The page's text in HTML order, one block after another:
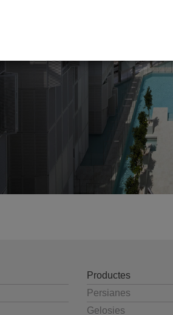
Productes
Persianes
Gelosies